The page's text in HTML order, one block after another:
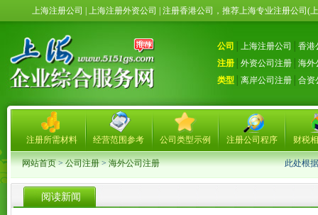
上海注册公司 | 上海注册外资公司 | 注册香港公司，推荐上海专业注册
公司 上海注册公司
香港
注册
外资公司注册
海外
类型
离岸公司注册 合资
注册所需材料 经营范围参考 公司类型示例 注册公司程序 财税
网站首页>公司注册>海外公司注册 此处根
阅读新闻